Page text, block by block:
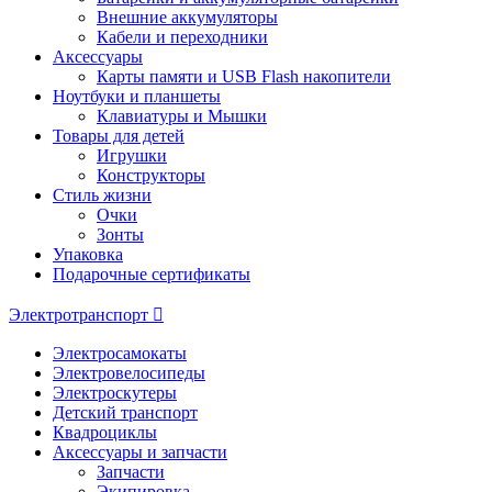
Внешние аккумуляторы
Кабели и переходники
Аксессуары
Карты памяти и USB Flash накопители
Ноутбуки и планшеты
Клавиатуры и Мышки
Товары для детей
Игрушки
Конструкторы
Стиль жизни
Очки
Зонты
Упаковка
Подарочные сертификаты
Электротранспорт
Электросамокаты
Электровелосипеды
Электроскутеры
Детский транспорт
Квадроциклы
Аксессуары и запчасти
Запчасти